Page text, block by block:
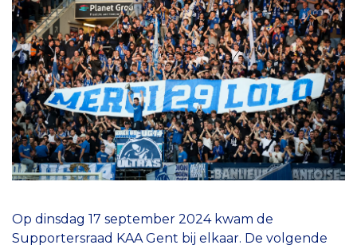
Op dinsdag 17 september 2024 kwam de
Supportersraad KAA Gent bij elkaar. De volgende